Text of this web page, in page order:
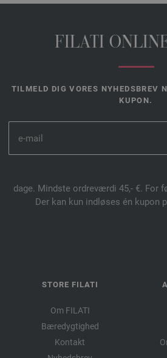
FILATI
TILMELD DIG VORES NYHEDSBREV
KUPON.
dage. Mindste ordreværdi 45,- €. For
Der kan kun indløses én kupon
STORE FILATI
Om FILATI
Bæredygtighed
Kontakt